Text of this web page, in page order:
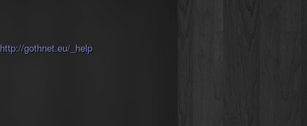
http://gothnet.eu/_help